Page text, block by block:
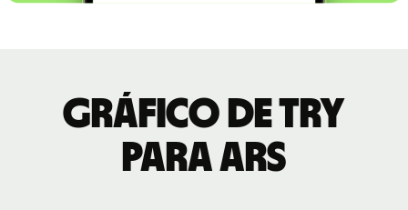
Gráfico de TRY
para ARS